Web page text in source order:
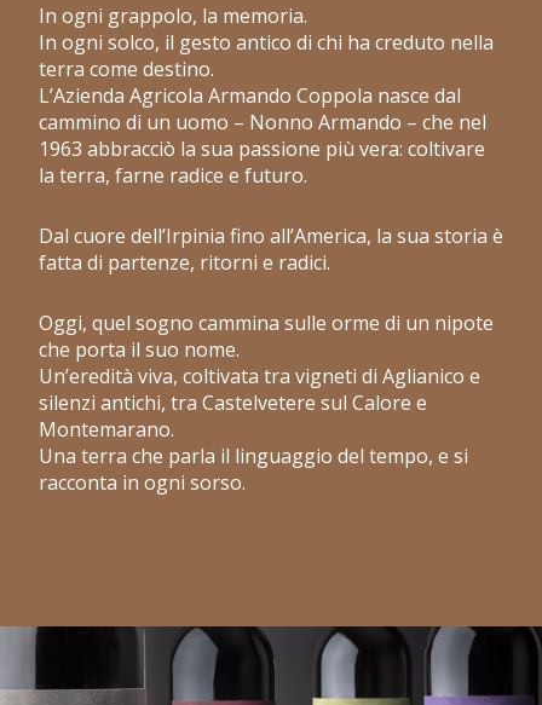
In ogni grappolo, la memoria.
In ogni solco, il gesto antico di chi ha creduto nella
terra come destino.
L’Azienda Agricola Armando Coppola nasce dal
cammino di un uomo – Nonno Armando – che nel
1963 abbracciò la sua passione più vera: coltivare
la terra, farne radice e futuro.
Dal cuore dell’Irpinia fino all’America, la sua storia è
fatta di partenze, ritorni e radici.
Oggi, quel sogno cammina sulle orme di un nipote
che porta il suo nome.
Un’eredità viva, coltivata tra vigneti di Aglianico e
silenzi antichi, tra Castelvetere sul Calore e
Montemarano.
Una terra che parla il linguaggio del tempo, e si
racconta in ogni sorso.